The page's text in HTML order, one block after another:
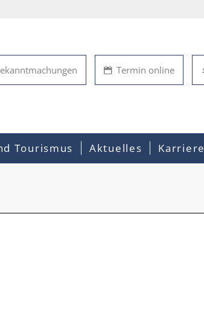
Termin online
Tourismus Aktuelles Karriere